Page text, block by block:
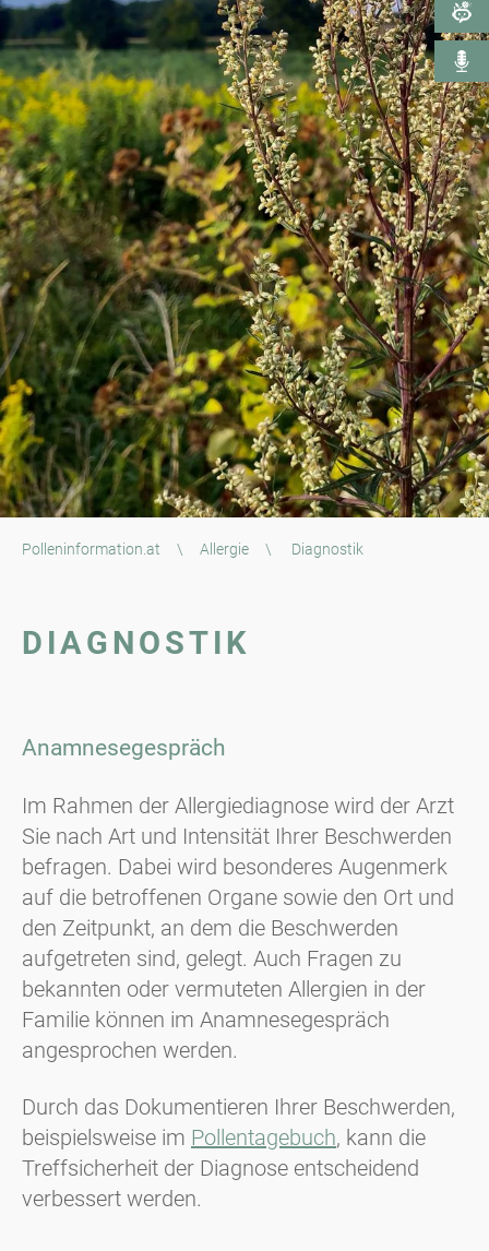
Polleninformation.at \ Allergie \ Diagnostik
DIAGNOSTIK
Anamnesegespräch
Im Rahmen der Allergiediagnose wird der Arzt
Sie nach Art und Intensität Ihrer Beschwerden
befragen. Dabei wird besonderes Augenmerk
auf die betroffenen Organe sowie den Ort und
den Zeitpunkt, an dem die Beschwerden
aufgetreten sind, gelegt. Auch Fragen zu
bekannten oder vermuteten Allergien in der
Familie können im Anamnesegespräch
angesprochen werden.
Durch das Dokumentieren Ihrer Beschwerden,
beispielsweise im Pollentagebuch, kann die
Treffsicherheit der Diagnose entscheidend
verbessert werden.